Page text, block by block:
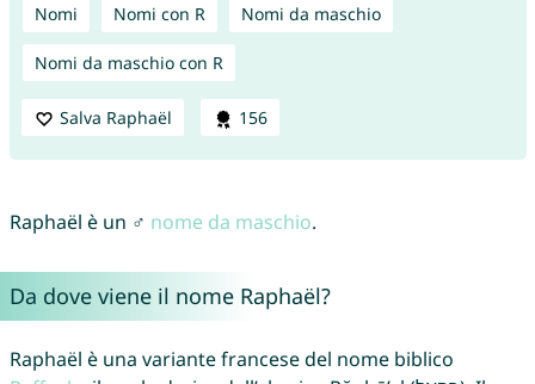
Nomi Nomi con R Nomi da maschio
Nomi da maschio con R
Salva Raphaël 156
Raphaël è un ♂ nome da maschio.
Da dove viene il nome Raphaël?
Raphaël è una variante francese del nome biblico